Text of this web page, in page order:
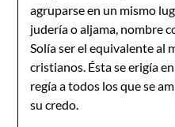
agruparse en un mismo
judería o aljama, nombre
Solía ser el equivalente al
cristianos. Ésta se erigía
regía a todos los que se
su credo.